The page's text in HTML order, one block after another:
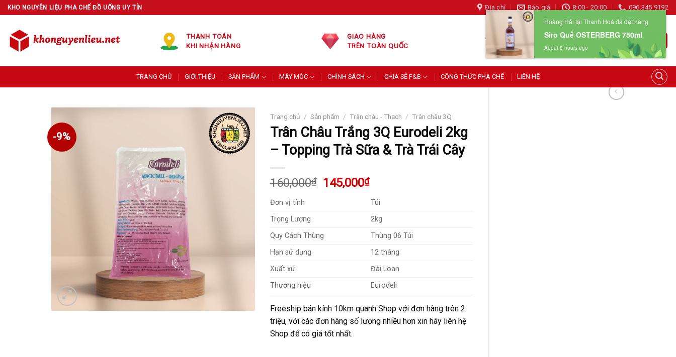
Skip
to
content
KHO NGUYÊN LIỆU PHA CHẾ ĐỒ UỐNG UY TÍN Địa chỉ Báo giá 8:00 - 20:00 096.345.9192
THANH TOÁN
KHI NHẬN HÀNG
GIAO HÀNG
TRÊN TOÀN QUỐC
HOTLINE 24/7
096 345 9192
Giỏ hàng
TRANG CHỦ GIỚI THIỆU SẢN PHẨM MÁY MÓC CHÍNH SÁCH CHIA SẺ F&B CÔNG THỨC PHA CHẾ LIÊN HỆ
-9%
Trang chủ / Sản phẩm / Trân châu - Thạch / Trân châu 3Q
Trân Châu Trắng 3Q Eurodeli 2kg
– Topping Trà Sữa & Trà Trái Cây
160,000₫
Giá
160,000₫.
145,000₫Giá
tại
là:
145,000₫.
Đơn vị tính
Túi
Trọng Lượng
2kg
Quy Cách Thùng
Thùng 06 Túi
Hạn sử dụng
12 tháng
Xuất xứ
Đài Loan
Thương hiệu
Eurodeli
Freeship bán kính 10km quanh Shop với đơn hàng trên 2
triệu, với các đơn hàng số lượng nhiều hơn xin hãy liên hệ
Shop để có giá tốt nhất.
Hoàng Hải tại Thanh Hoá đã đặt hàng